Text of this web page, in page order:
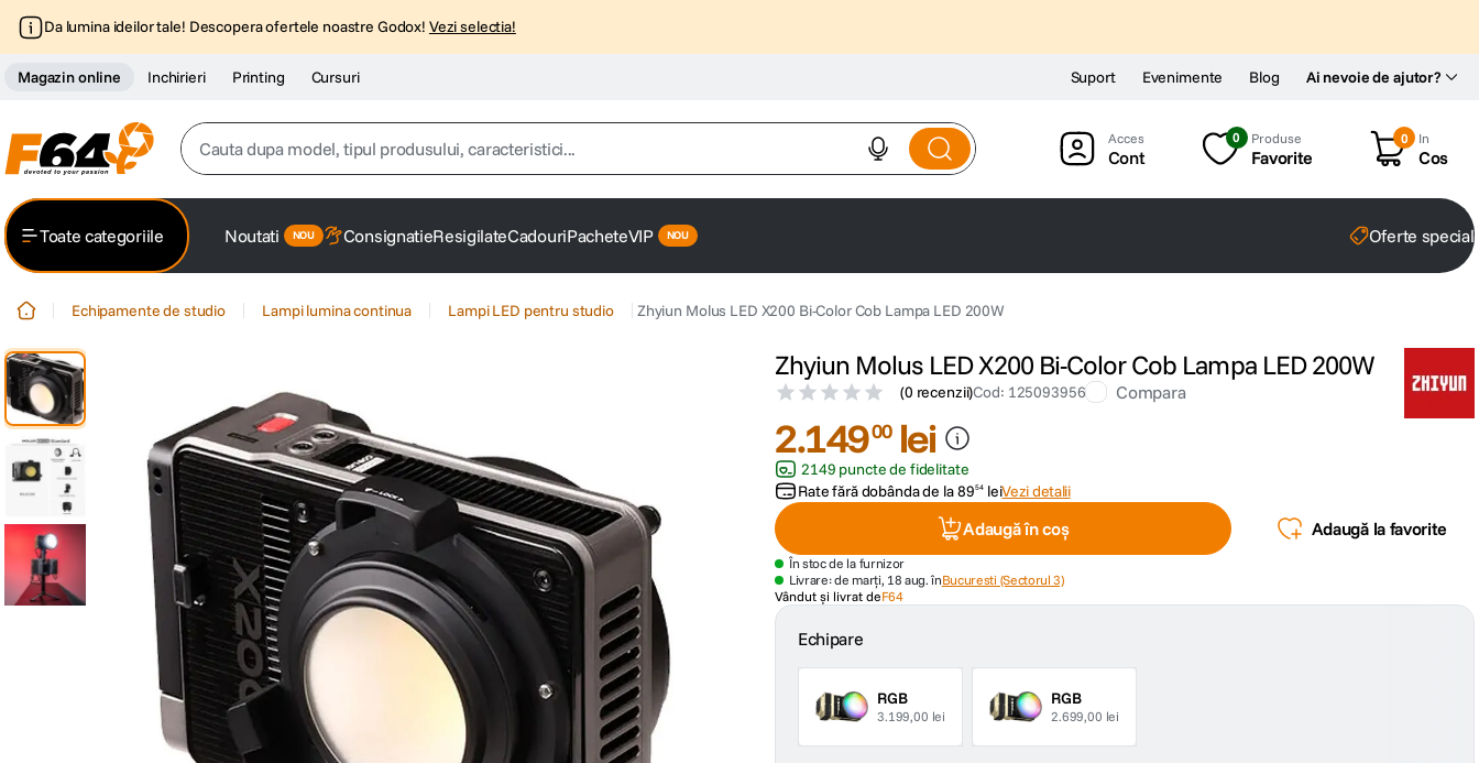
Da lumina ideilor tale! Descopera ofertele noastre Godox! Vezi selectia!
Magazin online Inchirieri Printing Cursuri Ai nevoie de ajutor?
Suport Evenimente Blog
Cauta dupa model, tipul produsului, caracteristici...
trepied
peak design
5. canon sx740 hs
6. lavaliera
7. card memorie
8. dji mic mini
dji osmo
10 insta 360
Cont
0 Produse
Favorite
0 In
Cos
Toate categoriile Noutati ConsignatieResigilateCadouriPacheteVIP Oferte
Echipamente de studio Lampi lumina continua Lampi LED pentru studio Zhyiun Molus LED X200 Bi-Color Cob Lampa LED 200W
Zhyiun Molus LED X200 Bi-Color Cob Lampa LED 200W
(0 recenzii)Cod: 125093956 Compara
2.14900 lei
2149 puncte de fidelitate
Rate fără dobânda de la8954 leiVezi detalii
Adaugă în coș Adaugă la favorite
În stoc de la furnizor
Livrare: de marți, 18 aug. înBucuresti (Sectorul 3)
Vândut și livrat deF64
Echipare
RGB
3.199,00 lei
RGB
2.699,00 lei